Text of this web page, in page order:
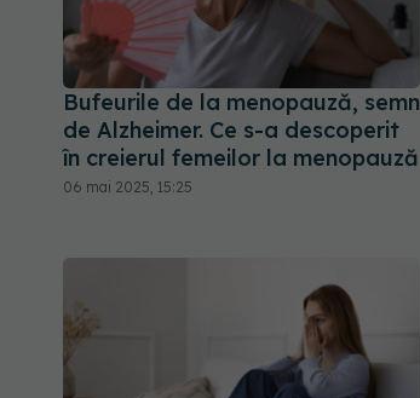
Bufeurile de la menopauză, semn
de Alzheimer. Ce s-a descoperit
în creierul femeilor la menopauză
06 mai 2025, 15:25